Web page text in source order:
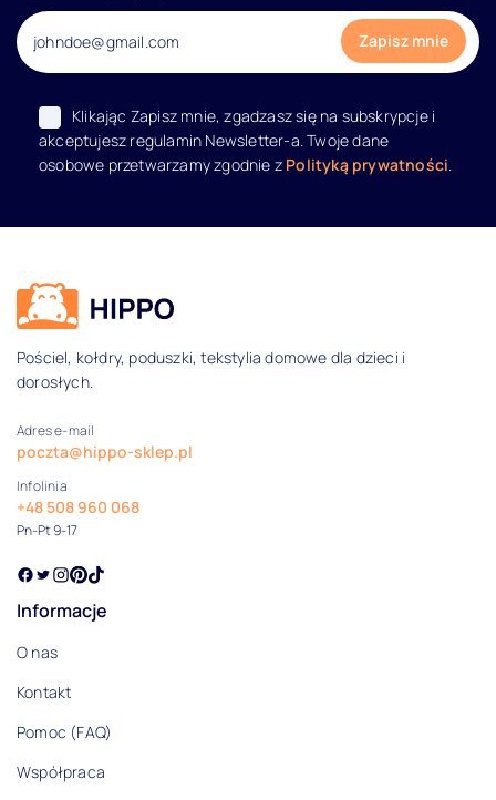
Klikając Zapisz mnie, zgadzasz się na subskrypcje i
akceptujesz regulamin Newsletter-a. Twoje dane
osobowe przetwarzamy zgodnie z Polityką prywatności.
Dane kontaktowe i informacje
Pościel, kołdry, poduszki, tekstylia domowe dla dzieci i
dorosłych.
Adres e-mail
poczta@hippo-sklep.pl
Infolinia
+48 508 960 068
Pn-Pt 9-17
Informacje
O nas
Kontakt
Pomoc (FAQ)
Współpraca